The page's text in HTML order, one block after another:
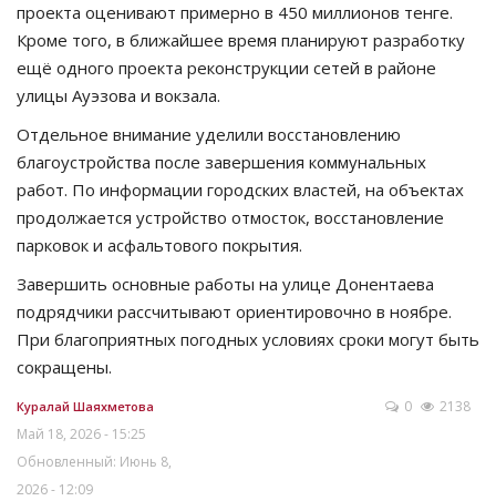
проекта оценивают примерно в 450 миллионов тенге.
Кроме того, в ближайшее время планируют разработку
ещё одного проекта реконструкции сетей в районе
улицы Ауэзова и вокзала.
Отдельное внимание уделили восстановлению
благоустройства после завершения коммунальных
работ. По информации городских властей, на объектах
продолжается устройство отмосток, восстановление
парковок и асфальтового покрытия.
Завершить основные работы на улице Донентаева
подрядчики рассчитывают ориентировочно в ноябре.
При благоприятных погодных условиях сроки могут быть
сокращены.
Куралай Шаяхметова
Май 18, 2026 - 15:25
Обновленный: Июнь 8,
2026 - 12:09
0 2138